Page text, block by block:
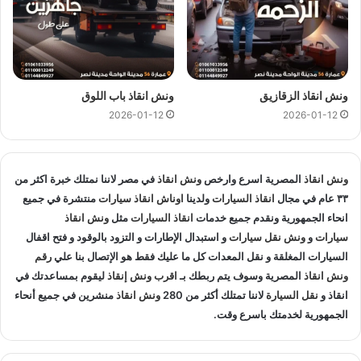
في الظاهر و المناطق المجاوره و
اوناش انقاذفي جميع انحاء
الجمهورية لإنقاذ ونقل السياراتالمعطلة و سيارات الحوادث.
انقاذ السيارات
اذا تعطلت سيارتك او تعرضت لحادث سير يمكنك الاتصال بـ ونش
انقاذ المصرية لانقاذ سيارتك ونقلك في الحال فنحن حريصين علي
جر السياراتاونقل السيارات.
تغيير الاطارات :
لا تقلق عندما تجد ان اطار سيارتك يحتاج الي تغيير او اصلاح حيث
اننا نساعدك علي القيام بتغيير واستبدال الاطار في الطريق حال
تعطلك.
نقل الوقود :
ونش انقاذ الزقازيق
2026-01-12
ونش انقاذ باب اللوق
2026-01-12
ونش انقاذ المصرية اسرع وارخص ونش انقاذفي مصر لاننا نمتلك خبرة اكثر من
٣٣ عام في مجال
انقاذ السياراتولدينا اوناش انقاذ سياراتمنتشرة في جميع
انحاء الجمهورية ونقدم جميع خدمات انقاذ السياراتمثل ونش انقاذ
سياراتو ونش نقل سياراتو استبدال الإطارات و التزود بالوقود و فتح اقفال
السيارات المغلقة و نقل المعدات كل ما عليك فقط هو الإتصال بنا عليرقم
ونش انقاذ المصرية وسوف يتم ربطك بـ اقرب ونش إنقاذليقوم بمساعدتك في
انقاذ و نقل السيارة لاننا تمتلك أكثر من 280 ونش انقاذمنشرين في جميع أنحاء
الجمهورية لخدمتك باسرع وقت.